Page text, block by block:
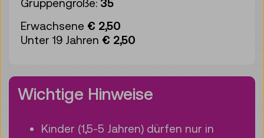
Gruppengröße: 35
Erwachsene € 2,50
Unter 19 Jahren € 2,50
Wichtige Hinweise
Kinder (1,5-5 Jahren) dürfen nur in